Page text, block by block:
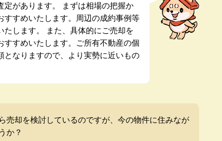
があります。 まずは相場の把握か
すめいたします。周辺の成約事例等
します。 また、具体的にご売却を
すめいたします。ご所有不動産の個
なりますので、より実勢に近いもの
売却を検討しているのですが、今の物件に住みなが
か？